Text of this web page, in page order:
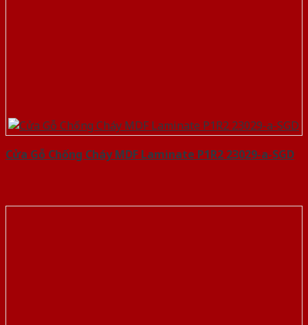
Cửa Gỗ Chống Cháy MDF Laminate P1R2 23029-a-SGD